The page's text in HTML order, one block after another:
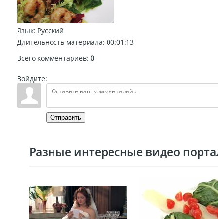
Язык: Русский
Длительность материала: 00:01:13
Всего комментариев: 0
Войдите:
Отправить
Разные интересные видео